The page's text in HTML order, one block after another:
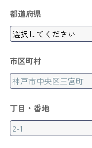
都道府県
市区町村
丁目・番地